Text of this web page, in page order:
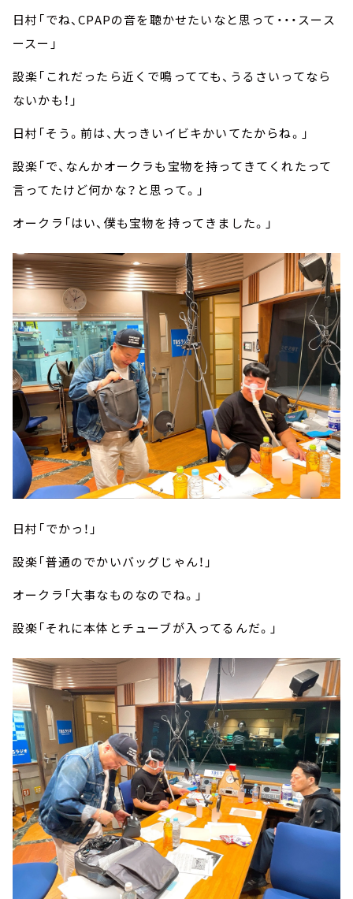
日村「でね、CPAPの音を聴かせたいなと思って・・・スース
ースー」
設楽「これだったら近くで鳴ってても、うるさいってなら
ないかも！」
日村「そう。前は、大っきいイビキかいてたからね。」
設楽「で、なんかオークラも宝物を持ってきてくれたって
言ってたけど何かな？と思って。」
オークラ「はい、僕も宝物を持ってきました。」
日村「でかっ！」
設楽「普通のでかいバッグじゃん！」
オークラ「大事なものなのでね。」
設楽「それに本体とチューブが入ってるんだ。」